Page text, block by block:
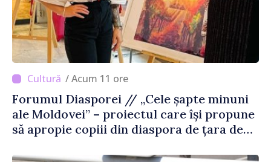
/ Acum 11 ore
Forumul Diasporei // „Cele șapte minuni
ale Moldovei” – proiectul care își propune
să apropie copiii din diaspora de țara de